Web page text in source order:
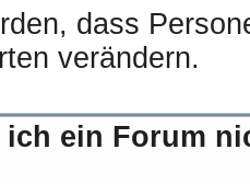
dass
verändern.
ich ein Forum